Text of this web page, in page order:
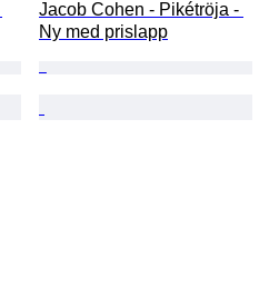
Jacob Cohen - Pikétröja -
Ny med prislapp